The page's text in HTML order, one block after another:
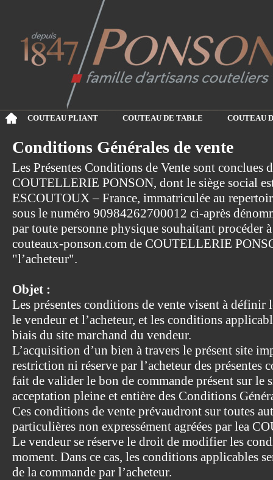
COUTEAU PLIANT COUTEAU DE TABLE COUTEAU
Conditions Générales de vente
Les Présentes Conditions de Vente sont conclues
COUTELLERIE PONSON, dont le siège social
ESCOUTOUX – France, immatriculée au
sous le numéro 90984262700012 ci-après
par toute personne physique souhaitant procéder
couteaux-ponson.com de COUTELLERIE
"l’acheteur".
Objet :
Les présentes conditions de vente visent à définir
le vendeur et l’acheteur, et les conditions
biais du site marchand du vendeur.
L’acquisition d’un bien à travers le présent site
restriction ni réserve par l’acheteur des présentes
fait de valider le bon de commande présent sur le
acceptation pleine et entière des Conditions
Ces conditions de vente prévaudront sur toutes
particulières non expressément agréées par lea
Le vendeur se réserve le droit de modifier les
moment. Dans ce cas, les conditions applicables
de la commande par l’acheteur.